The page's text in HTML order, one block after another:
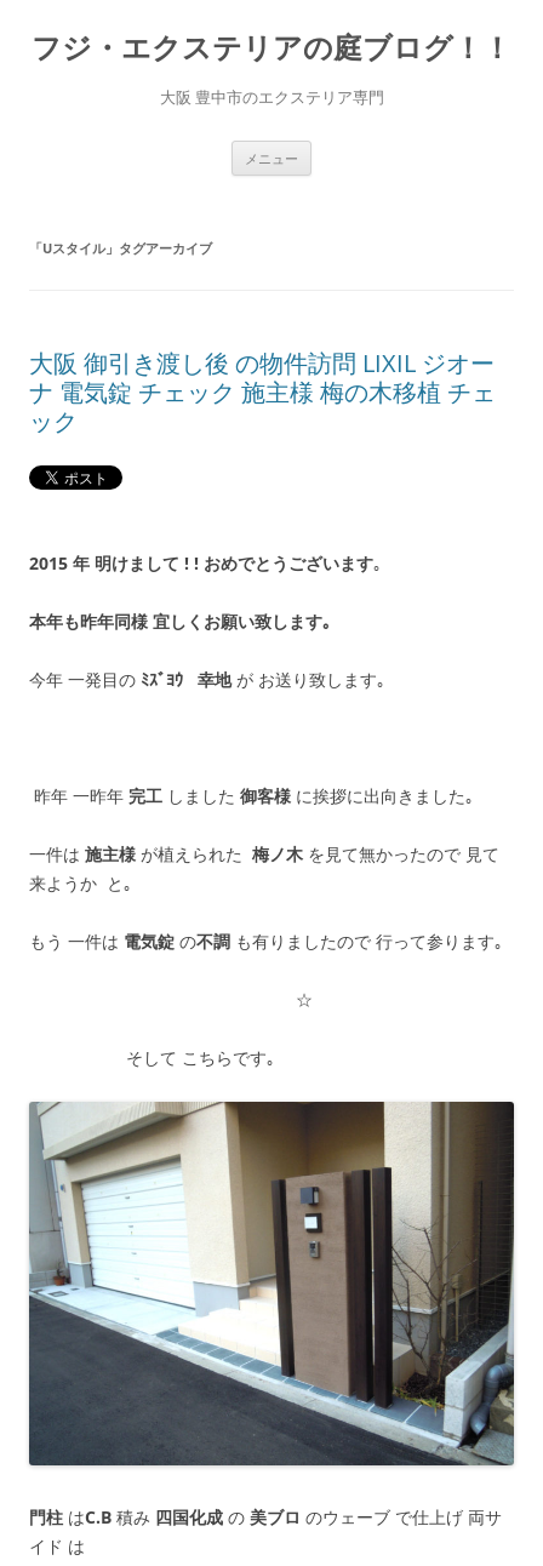
テ
ン
フジ・エクステリアの庭ブログ！！
大阪 豊中市のエクステリア専門
メニュー
「Uスタイル」タグアーカイブ
大阪 御引き渡し後 の物件訪問 LIXIL ジオー
ナ 電気錠 チェック 施主様 梅の木移植 チェ
ック
2015 年 明けまして ! ! おめでとうございます｡
本年も昨年同様 宜しくお願い致します｡
今年 一発目の ﾐｽﾞﾖｳ 幸地が お送り致します｡
昨年 一昨年 完工 しました 御客様 に挨拶に出向きました｡
一件は 施主様 が植えられた 梅ノ木 を見て無かったので 見て
来ようか と｡
もう 一件は 電気錠 の不調 も有りましたので 行って参ります｡
☆
そして こちらです｡
門柱 はC.B 積み 四国化成 の 美ブロ のウェーブ で仕上げ 両サ
イド は